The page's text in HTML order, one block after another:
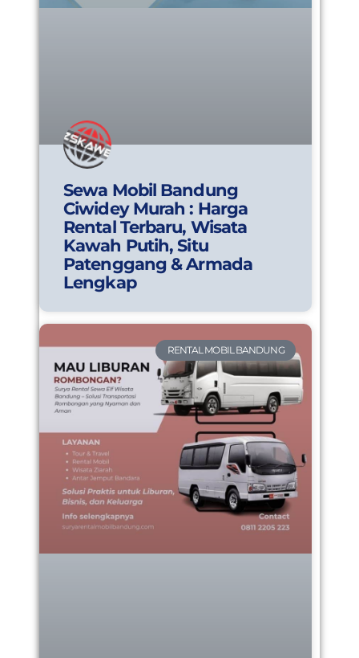
Sewa Mobil Bandung
Ciwidey Murah : Harga
Rental Terbaru, Wisata
Kawah Putih, Situ
Patenggang & Armada
Lengkap
RENTAL MOBIL BANDUNG